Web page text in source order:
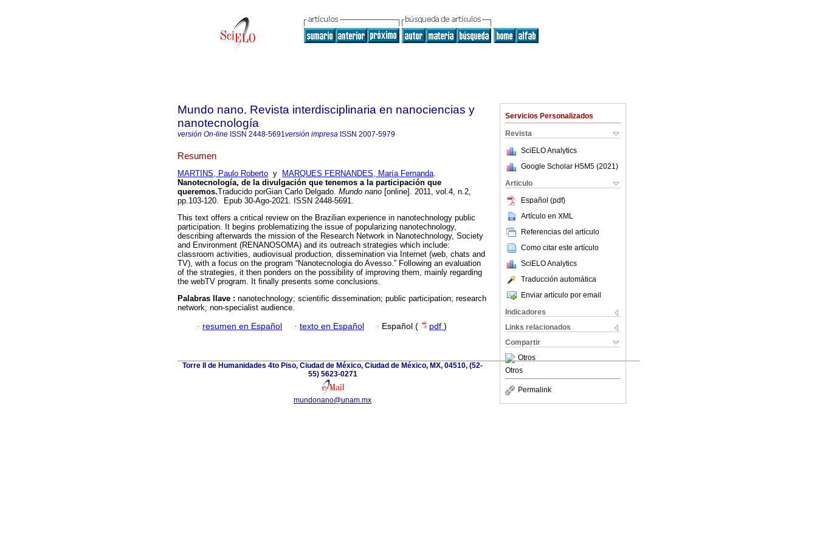
Servicios Personalizados
Revista
SciELO Analytics
Google Scholar H5M5 (2021 )
Articulo
Español (pdf)
Artículo en XML
Referencias del artículo
Como citar este artículo
SciELO Analytics
Traducción automática
Enviar artículo por email
Indicadores
Links relacionados
Compartir
Otros
Otros
Permalink
Mundo nano. Revista interdisciplinaria en nanociencias y
nanotecnología
versión On-line ISSN 2448-5691versión impresa ISSN 2007-5979
Resumen
MARTINS, Paulo Roberto y MARQUES FERNANDES, María Fernanda.
Nanotecnología, de la divulgación que tenemos a la participación que
queremos.Traducido porGian Carlo Delgado. Mundo nano [online]. 2011, vol.4, n.2,
pp.103-120. Epub 30-Ago-2021. ISSN 2448-5691.
This text offers a critical review on the Brazilian experience in nanotechnology public
participation. It begins problematizing the issue of popularizing nanotechnology,
describing afterwards the mission of the Research Network in Nanotechnology, Society
and Environment (RENANOSOMA) and its outreach strategies which include:
classroom activities, audiovisual production, dissemination via Internet (web, chats and
TV), with a focus on the program “Nanotecnologia do Avesso.” Following an evaluation
of the strategies, it then ponders on the possibility of improving them, mainly regarding
the webTV program. It finally presents some conclusions.
Palabras llave : nanotechnology; scientific dissemination; public participation; research
network; non-specialist audience.
· resumen en Español · texto en Español · Español ( pdf )
Torre II de Humanidades 4to Piso, Ciudad de México, Ciudad de México, MX, 04510, (52-
55) 5623-0271
mundonano@unam.mx